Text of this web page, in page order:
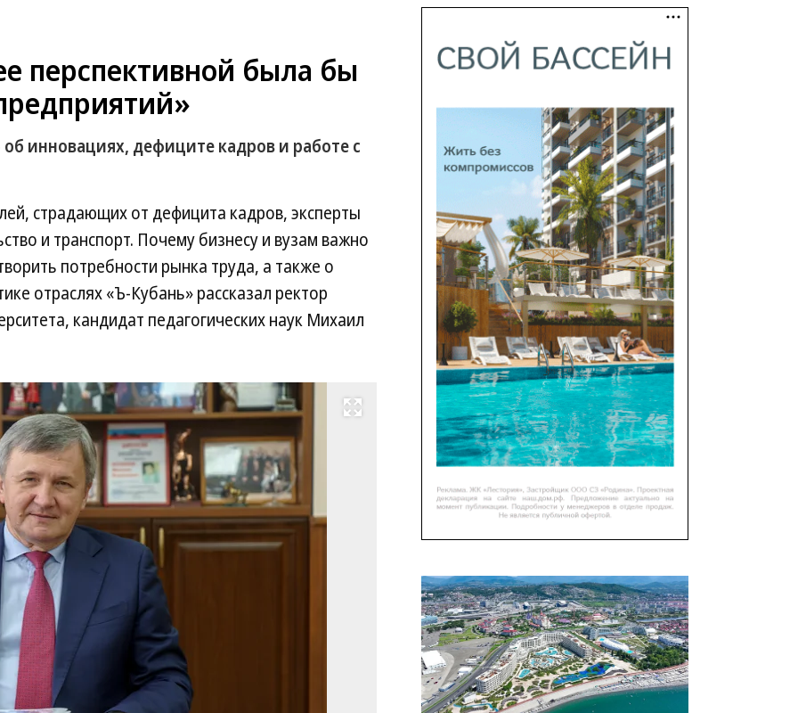
перспективной была бы
инновациях, дефиците кадров и работе с
страдающих от дефицита кадров, эксперты
и транспорт. Почему бизнесу и вузам важно
потребности рынка труда, а также о
отраслях «Ъ-Кубань» рассказал ректор
кандидат педагогических наук Михаил
Развернуть на весь экран
Евгений
Киселев